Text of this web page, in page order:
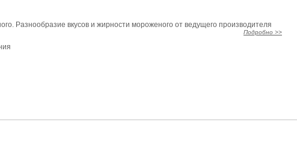
Разнообразие вкусов и жирности мороженого от ведущего производителя
Подробно >>